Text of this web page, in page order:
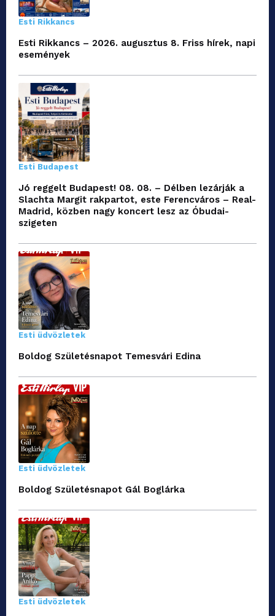
Esti Rikkancs
Esti Rikkancs – 2026. augusztus 8. Friss hírek, napi
események
Esti Budapest
Jó reggelt Budapest! 08. 08. – Délben lezárják a
Slachta Margit rakpartot, este Ferencváros – Real-
Madrid, közben nagy koncert lesz az Óbudai-
szigeten
Esti üdvözletek
Boldog Születésnapot Temesvári Edina
Esti üdvözletek
Boldog Születésnapot Gál Boglárka
Esti üdvözletek